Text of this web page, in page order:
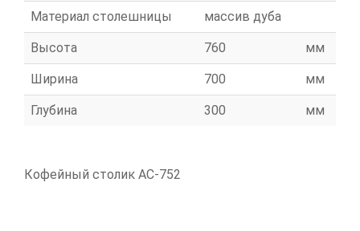
Материал столешницы массив дуба
Высота 760 мм
Ширина 700 мм
Глубина 300 мм
Кофейный столик АС-752